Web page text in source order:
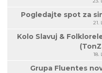
Pogledajte spot za
21.
Kolo Slavuj &
18.
Grupa Fluentes